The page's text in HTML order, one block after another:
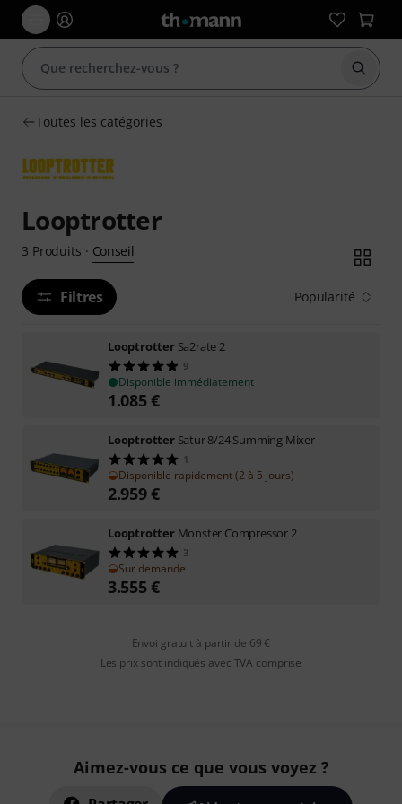
Toutes les catégories
Looptrotter
3 Produits · Conseil
Filtres Popularité
Looptrotter Sa2rate 2
9
Disponible immédiatement
1.085€
Looptrotter Satur 8/24 Summing Mixer
1
Disponible rapidement (2 à 5 jours)
2.959€
Looptrotter Monster Compressor 2
3
Sur demande
3.555€
Envoi gratuit à partir de 69 €
Les prix sont indiqués avec TVA comprise
Aimez-vous ce que vous voyez ?